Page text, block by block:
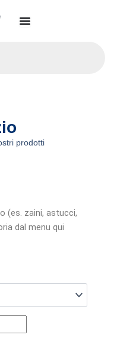
prodotti
(es. zaini, astucci,
dal menu qui